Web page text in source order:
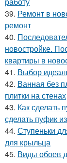
39. Ремонт в
ремонт
40.
новостройке.
квартиры в
41. Выбор
42. Ванная без
плитки на стенах
43. Как сделать
сделать пуфик
44. Ступеньки
для крыльца
45. Виды обоев